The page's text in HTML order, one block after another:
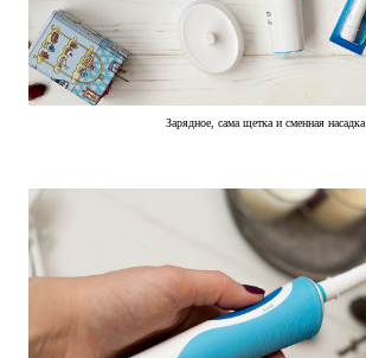
Зарядное, сама щетка и сменная насадка